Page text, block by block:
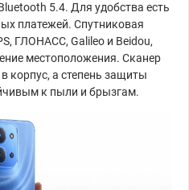
5.4. Для удобства есть
платежей. Спутниковая
ГЛОНАСС, Galileo и Beidou,
местоположения. Сканер
корпус, а степень защиты
к пыли и брызгам.